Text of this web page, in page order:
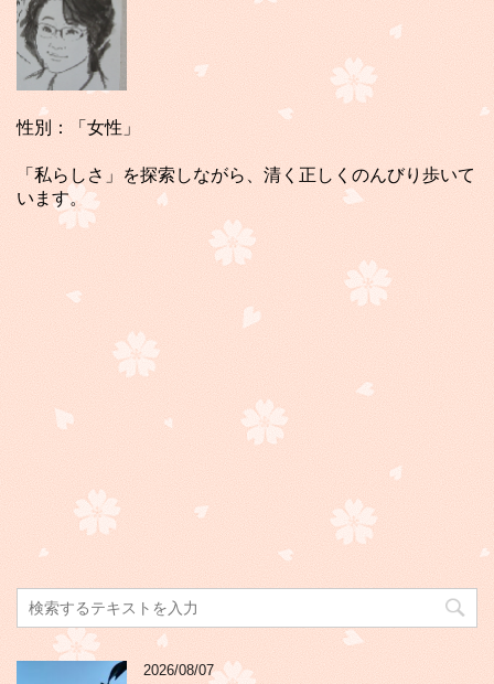
性別：「女性」
「私らしさ」を探索しながら、清く正しくのんびり歩いて
います。
2026/08/07